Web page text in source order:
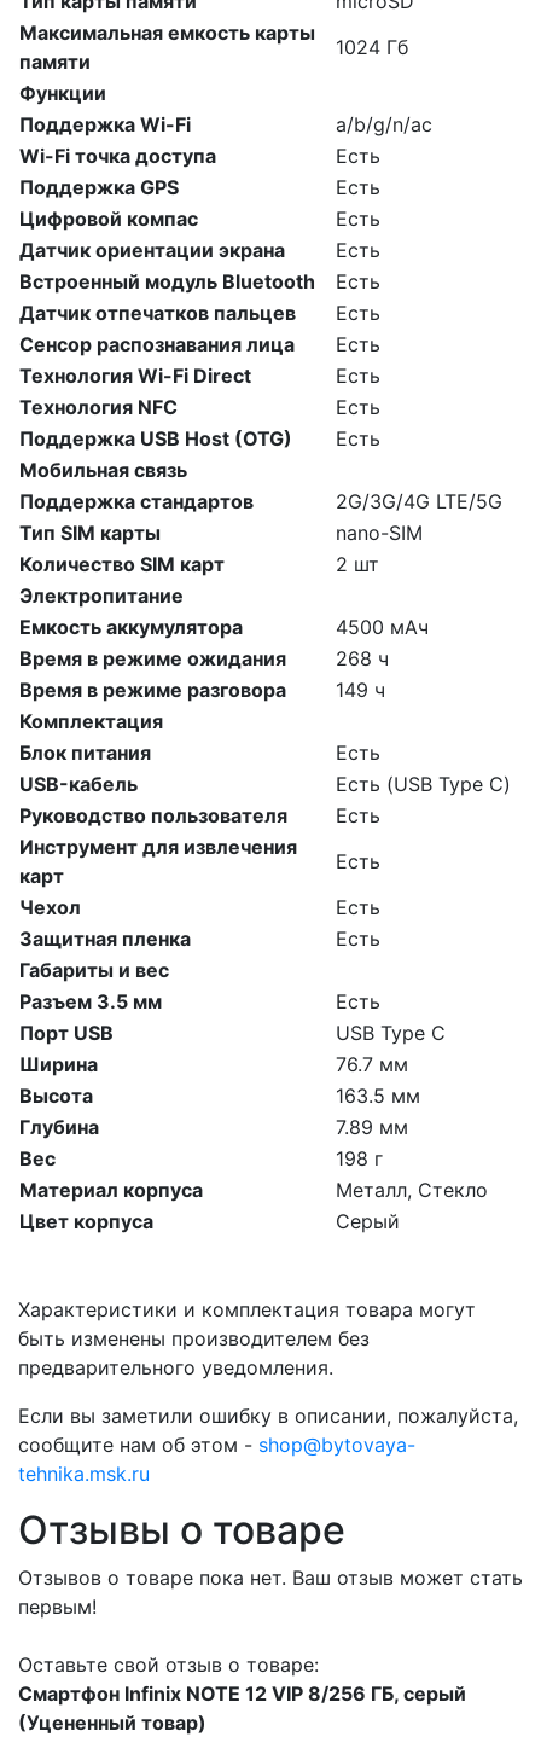
Максимальная емкость карты
памяти
1024 Гб
Функции
Поддержка Wi-Fi
a/b/g/n/ac
Wi-Fi точка доступа
Есть
Поддержка GPS
Есть
Цифровой компас
Есть
Датчик ориентации экрана
Есть
Встроенный модуль Bluetooth
Есть
Датчик отпечатков пальцев
Есть
Сенсор распознавания лица
Есть
Технология Wi-Fi Direct
Есть
Технология NFC
Есть
Поддержка USB Host (OTG)
Есть
Мобильная связь
Поддержка стандартов
2G/3G/4G LTE/5G
Тип SIM карты
nano-SIM
Количество SIM карт
2 шт
Электропитание
Емкость аккумулятора
4500 мАч
Время в режиме ожидания
268 ч
Время в режиме разговора
149 ч
Комплектация
Блок питания
Есть
USB-кабель
Есть (USB Type C)
Руководство пользователя
Есть
Инструмент для извлечения
карт
Есть
Чехол
Есть
Защитная пленка
Есть
Габариты и вес
Разъем 3.5 мм
Есть
Порт USB
USB Type C
Ширина
76.7 мм
Высота
163.5 мм
Глубина
7.89 мм
Вес
198 г
Материал корпуса
Металл, Стекло
Цвет корпуса
Серый
Характеристики и комплектация товара могут
быть изменены производителем без
предварительного уведомления.
Если вы заметили ошибку в описании, пожалуйста,
сообщите нам об этом - shop@bytovaya-
tehnika.msk.ru
Отзывы о товаре
Отзывов о товаре пока нет. Ваш отзыв может стать
первым!
Оставьте свой отзыв о товаре:
Смартфон Infinix NOTE 12 VIP 8/256 ГБ, серый
(Уцененный товар)